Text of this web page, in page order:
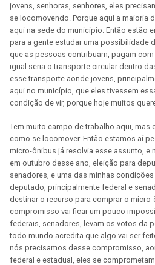
jovens, senhoras, senhores, eles
se locomovendo. Porque aqui a maioria
aqui na sede do município. Então estão
para a gente estudar uma possibilidade
que as pessoas contribuam, pagam com
igual seria o transporte circular dentro
esse transporte aonde jovens,
aqui no município, que eles tivessem
condição de vir, porque hoje muitos
Tem muito campo de trabalho aqui, mas
como se locomover. Então estamos aí
micro-ônibus já resolvia esse assunto, e
em outubro desse ano, eleição para
senadores, e uma das minhas
deputado, principalmente federal e
destinar o recurso para comprar o
compromisso vai ficar um pouco
federais, senadores, levam os votos da
todo mundo acredita que algo vai ser
nós precisamos desse compromisso,
federal e estadual, eles se